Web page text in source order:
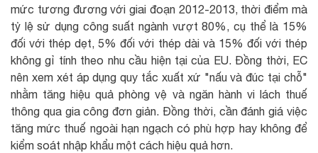
mức tương đương với giai đoạn 2012-2013, thời điểm mà
tỷ lệ sử dụng công suất ngành vượt 80%, cụ thể là 15%
đối với thép dẹt, 5% đối với thép dài và 15% đối với thép
không gỉ tính theo nhu cầu hiện tại của EU. Đồng thời, EC
nên xem xét áp dụng quy tắc xuất xứ "nấu và đúc tại chỗ"
nhằm tăng hiệu quả phòng vệ và ngăn hành vi lách thuế
thông qua gia công đơn giản. Đồng thời, cần đánh giá việc
tăng mức thuế ngoài hạn ngạch có phù hợp hay không để
kiểm soát nhập khẩu một cách hiệu quả hơn.